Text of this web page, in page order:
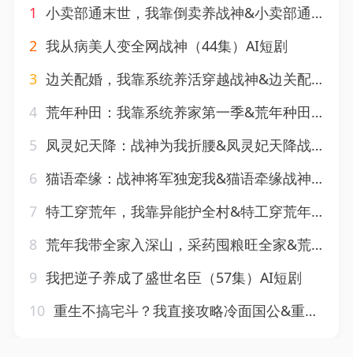
1 小卖部通末世，我靠倒卖养战神&小卖部通末世我靠倒卖养战神（71集）AI短剧
2 我从病美人变全网战神（44集）AI短剧
3 边关配婚，我靠系统养活穿越战神&边关配婚我靠系统养活穿越战神（60集）AI短剧
4 荒年种田：我靠系统养家第一季&荒年种田我靠系统养家第一季（28集）AI短剧
5 凤灵妃天降：战神为我折腰&凤灵妃天降战神为我折腰（100集）AI短剧
6 猫语牵缘：战神将军独宠我&猫语牵缘战神将军独宠我（35集）AI短剧
7 特工穿荒年，我靠异能护全村&特工穿荒年我靠异能护全村（55集）AI短剧
8 荒年我带全家入深山，采药囤粮旺全家&荒年我带全家入深山采药囤粮旺全家（92集）AI短剧
9 我把逆子养成了盛世名臣（57集）AI短剧
10 重生不搞宅斗？我直接攻略冷面国公&重生不搞宅斗我直接攻略冷面国公（3集）AI短剧